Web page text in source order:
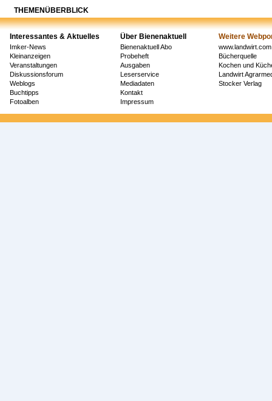
THEMENÜBERBLICK
Interessantes & Aktuelles Über Bienenaktuell Weitere
Imker-News
Kleinanzeigen
Veranstaltungen
Diskussionsforum
Weblogs
Buchtipps
Fotoalben
Bienenaktuell Abo
Probeheft
Ausgaben
Leserservice
Mediadaten
Kontakt
Impressum
www.landwirt.com
Bücherquelle
Kochen und
Landwirt
Stocker Verlag